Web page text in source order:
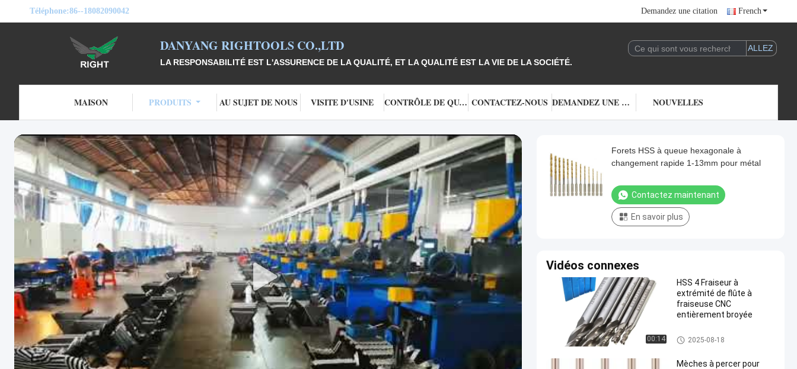
Téléphone:86--18082090042 Demandez une citation French
DANYANG RIGHTOOLS CO.,LTD
LA RESPONSABILITÉ EST L'ASSURENCE DE LA QUALITÉ, ET LA QUALITÉ EST LA VIE DE LA SOCIÉTÉ.
MAISON PRODUITS AU SUJET DE NOUS VISITE D'USINE CONTRÔLE DE QUALITÉ CONTACTEZ-NOUS DEMANDEZ UNE CITATION NOUVELLES
Forets HSS à queue hexagonale à
changement rapide 1-13mm pour métal
Contactez maintenant
En savoir plus
Vidéos connexes
00:14
HSS 4 Fraiseur à
extrémité de flûte à
fraiseuse CNC
entièrement broyée
peu de perceuse de hss
2025-08-18
Mèches à percer pour